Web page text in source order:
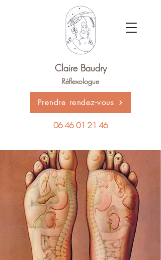
Claire Baudry
Réflexologue
06 46 01 21 46
Prendre rendez-vous